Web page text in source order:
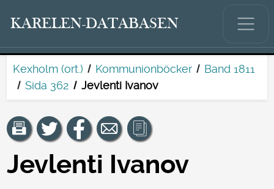
KARELEN-DATABASEN
Kexholm (ort.) Kommunionböcker
Band 1811
Sida 362
Jevlenti Ivanov
Jevlenti Ivanov